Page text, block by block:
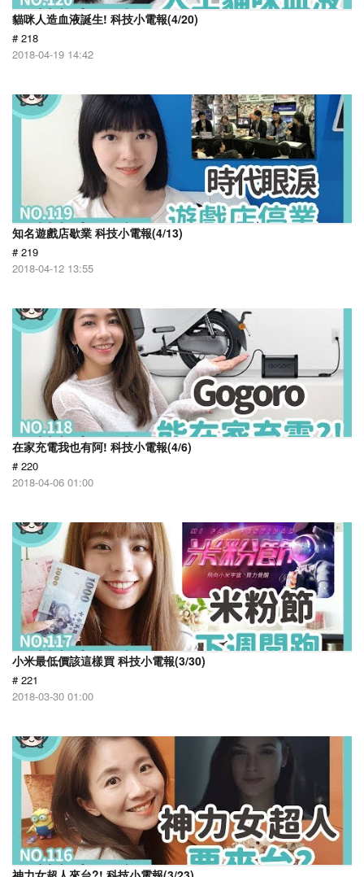
貓咪人造血液誕生! 科技小電報(4/20)
# 218
2018-04-19 14:42
知名遊戲店歇業 科技小電報(4/13)
# 219
2018-04-12 13:55
在家充電我也有阿! 科技小電報(4/6)
# 220
2018-04-06 01:00
小米最低價該這樣買 科技小電報(3/30)
# 221
2018-03-30 01:00